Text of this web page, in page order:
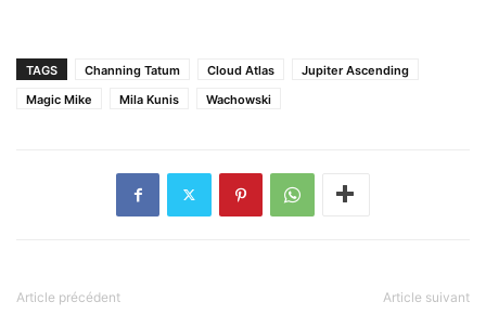
TAGS Channing Tatum Cloud Atlas
Jupiter Ascending
Magic Mike
Mila Kunis Wachowski
Article précédent Article suivant